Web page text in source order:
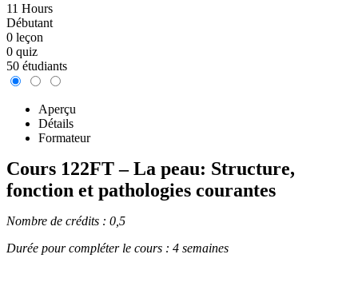
11 Hours
Débutant
0 leçon
0 quiz
50 étudiants
Aperçu
Détails
Formateur
Cours 122FT – La peau: Structure,
fonction et pathologies courantes
Nombre de crédits : 0,5
Durée pour compléter le cours : 4 semaines